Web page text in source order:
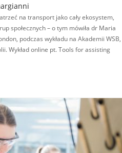
na transport jako cały ekosystem,
społecznych – o tym mówiła dr Maria
podczas wykładu na Akademii WSB,
Wykład online pt. Tools for assisting